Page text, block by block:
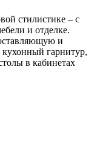
стилистике – с
и отделке.
и
кухонный гарнитур,
в кабинетах